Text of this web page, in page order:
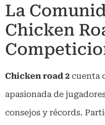
La
Chicken
Chicken road 2 cuenta
apasionada de
consejos y récords.